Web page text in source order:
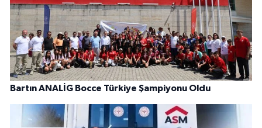
Bartın ANALİG Bocce Türkiye Şampiyonu Oldu